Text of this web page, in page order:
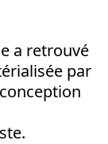
a retrouvé
par